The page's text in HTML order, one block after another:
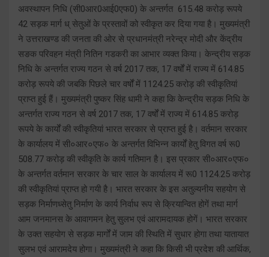
अवस्थापन निधि (सी0आर0आई0एफ0) के अन्तर्गत 615.48 करोड़ रूपये
42 सड़क मार्ग ध् सेतुओं के प्रस्तावों को स्वीकृत कर दिया गया है। मुख्यमंत्री
ने उत्तराखण्ड की जनता की ओर से प्रधानमंत्री नरेन्द्र मोदी और केंद्रीय
सङक परिवहन मंत्री नितिन गडकरी का आभार व्यक्त किया। केन्द्रीय सड़क
निधि के अन्तर्गत राज्य गठन से वर्ष 2017 तक, 17 वर्षों में राज्य में 614.85
करोड़ रूपये की जबकि पिछले चार वर्षों में 1124.25 करोड़ की स्वीकृतियां
प्राप्त हुई हैं। मुख्यमंत्री पुष्कर सिंह धामी ने कहा कि केन्द्रीय सड़क निधि के
अन्तर्गत राज्य गठन से वर्ष 2017 तक, 17 वर्षों में राज्य में 614.85 करोड़
रूपये के कार्यों की स्वीकृतियां भारत सरकार से प्राप्त हुई है। वर्तमान सरकार
के कार्यालय में सी०आर०एफ० के अन्तर्गत विभिन्न कार्यों हेतु विगत वर्ष रू0
508.77 करोड़ की स्वीकृति के कार्य गतिमान है। इस प्रकार सी०आर०एफ०
के अन्तर्गत वर्तमान सरकार के चार साल के कार्यालय में रू0 1124.25 करोड़
की स्वीकृतियां प्राप्त हो गयी है। भारत सरकार के इस अतुल्यनीय सहयोग से
सड़क निर्माणध्सेतु निर्माण के कार्य निर्वाध रूप से क्रियान्वित होगें तथा मार्ग
आम जनमानस के आवागमन हेतु सुलभ एवं आरामदायक होगें। भारत सरकार
के उक्त सहयोग से सड़क मार्गों में जाम की स्थिति में सुधार होगा तथा यातायात
सुलभ एवं आरामदेय होगा। मुख्यमंत्री ने कहा कि किसी भी प्रदेश की आर्थिक,